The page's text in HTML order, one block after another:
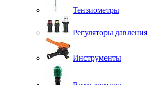
Тензиометры
Регуляторы давления
Инструменты